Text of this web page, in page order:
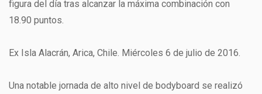
figura del día tras alcanzar la máxima combinación con
18.90 puntos.
Ex Isla Alacrán, Arica, Chile. Miércoles 6 de julio de 2016.
Una notable jornada de alto nivel de bodyboard se realizó